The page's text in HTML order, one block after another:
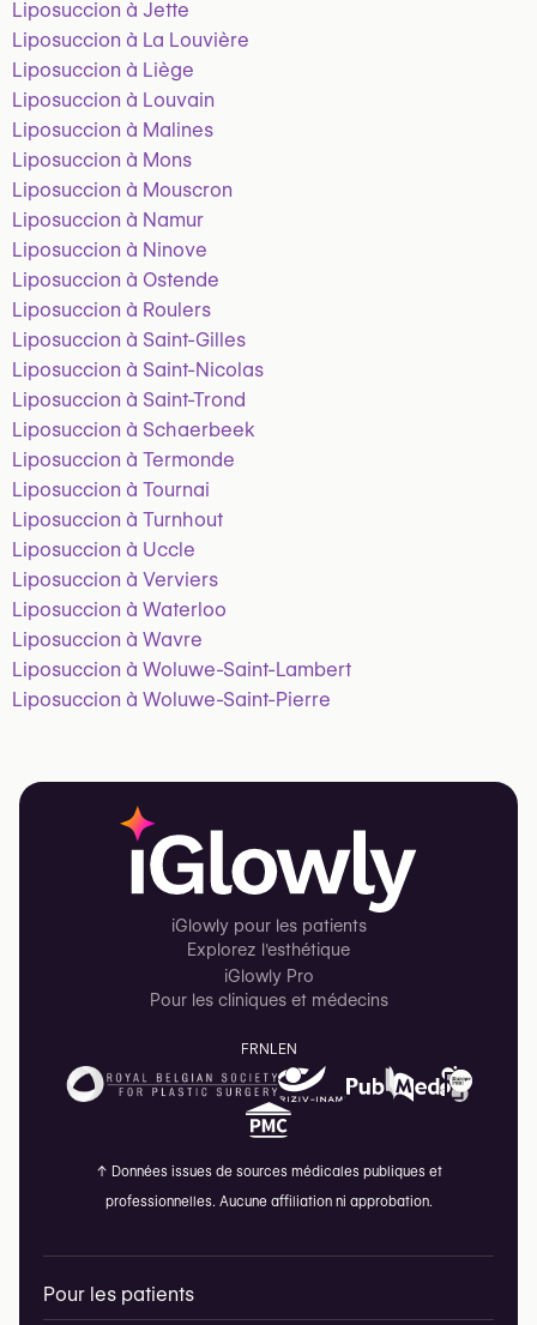
Liposuccion à Jette
Liposuccion à La Louvière
Liposuccion à Liège
Liposuccion à Louvain
Liposuccion à Malines
Liposuccion à Mons
Liposuccion à Mouscron
Liposuccion à Namur
Liposuccion à Ninove
Liposuccion à Ostende
Liposuccion à Roulers
Liposuccion à Saint-Gilles
Liposuccion à Saint-Nicolas
Liposuccion à Saint-Trond
Liposuccion à Schaerbeek
Liposuccion à Termonde
Liposuccion à Tournai
Liposuccion à Turnhout
Liposuccion à Uccle
Liposuccion à Verviers
Liposuccion à Waterloo
Liposuccion à Wavre
Liposuccion à Woluwe-Saint-Lambert
Liposuccion à Woluwe-Saint-Pierre
iGlowly pour les patients
Explorez l'esthétique
iGlowly Pro
Pour les cliniques et médecins
FRNLEN
↑ Données issues de sources médicales publiques et
professionnelles. Aucune affiliation ni approbation.
Pour les patients